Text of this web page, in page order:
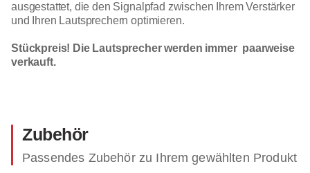
ausgestattet, die den Signalpfad zwischen Ihrem Verstärker
und Ihren Lautsprechern optimieren.
Stückpreis! Die Lautsprecher werden immer paarweise
verkauft.
Zubehör
Passendes Zubehör zu Ihrem gewählten Produkt